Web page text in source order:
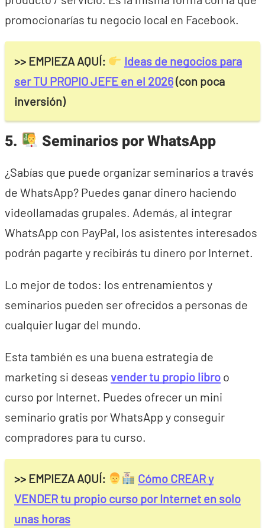
promocionarías tu negocio local en Facebook.
>> EMPIEZA AQUÍ:
Ideas de negocios para
ser TU PROPIO JEFE en el 2026(con poca
inversión)
5. Seminarios por WhatsApp
¿Sabías que puede organizar seminarios a través
de WhatsApp? Puedes ganar dinero haciendo
videollamadas grupales. Además, al integrar
WhatsApp con PayPal, los asistentes interesados
podrán pagarte y recibirás tu dinero por Internet.
Lo mejor de todos: los entrenamientos y
seminarios pueden ser ofrecidos a personas de
cualquier lugar del mundo.
Esta también es una buena estrategia de
marketing si deseas vender tu propio libro o
curso por Internet. Puedes ofrecer un mini
seminario gratis por WhatsApp y conseguir
compradores para tu curso.
>> EMPIEZA AQUÍ:
Cómo CREAR y
VENDER tu propio curso por Internet en solo
unas horas